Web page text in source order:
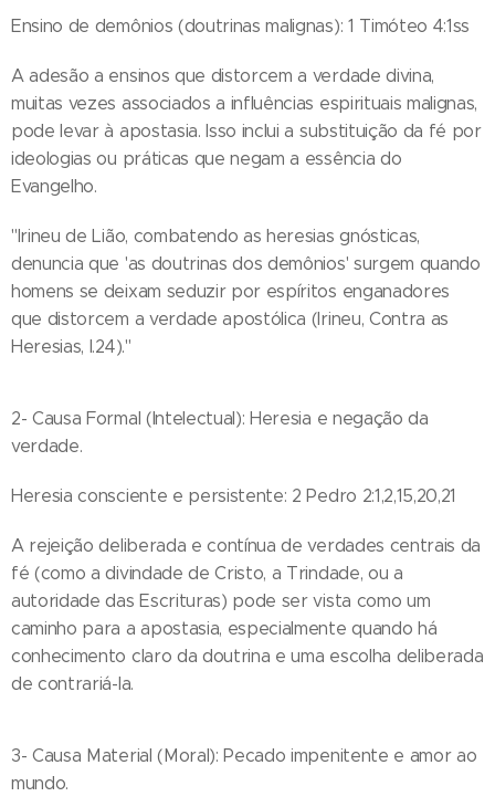
Ensino de demônios (doutrinas malignas): 1 Timóteo 4:1ss
A adesão a ensinos que distorcem a verdade divina,
muitas vezes associados a influências espirituais malignas,
pode levar à apostasia. Isso inclui a substituição da fé por
ideologias ou práticas que negam a essência do
Evangelho.
"Irineu de Lião, combatendo as heresias gnósticas,
denuncia que 'as doutrinas dos demônios' surgem quando
homens se deixam seduzir por espíritos enganadores
que distorcem a verdade apostólica (Irineu, Contra as
Heresias, I.24)."
2- Causa Formal (Intelectual): Heresia e negação da
verdade.
Heresia consciente e persistente: 2 Pedro 2:1,2,15,20,21
A rejeição deliberada e contínua de verdades centrais da
fé (como a divindade de Cristo, a Trindade, ou a
autoridade das Escrituras) pode ser vista como um
caminho para a apostasia, especialmente quando há
conhecimento claro da doutrina e uma escolha deliberada
de contrariá-la.
3- Causa Material (Moral): Pecado impenitente e amor ao
mundo.